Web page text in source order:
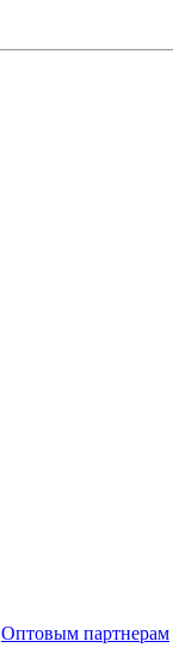
Оптовым партнерам